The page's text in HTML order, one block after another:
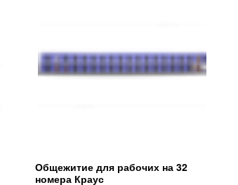
Общежитие для рабочих на 32
номера Краус